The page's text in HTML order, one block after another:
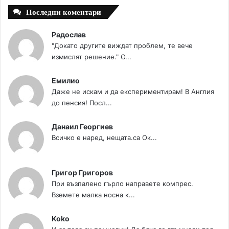
Последни коментари
Радослав
"Докато другите виждат проблем, те вече
измислят решение." О...
Емилио
Даже не искам и да експериментирам! В Англия
до пенсия! Посл...
Данаил Георгиев
Всичко е наред, нещата.са Ок...
Григор Григоров
При възпалено гърло направете компрес.
Вземете малка носна к...
Koko